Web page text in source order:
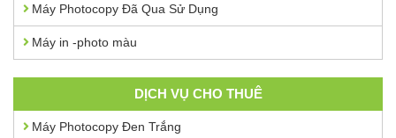
Máy Photocopy Đã Qua Sử Dụng
Máy in -photo màu
DỊCH VỤ CHO THUÊ
Máy Photocopy Đen Trắng